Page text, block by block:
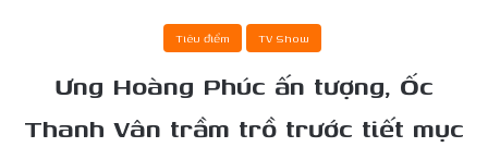
Tiêu điểm TV Show
Ưng Hoàng Phúc ấn tượng, Ốc
Thanh Vân trầm trồ trước tiết mục